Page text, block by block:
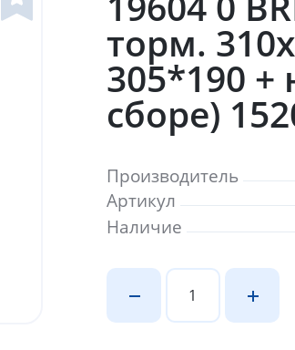
торм.
305*190 +
сборе)
Производитель
Артикул
Наличие